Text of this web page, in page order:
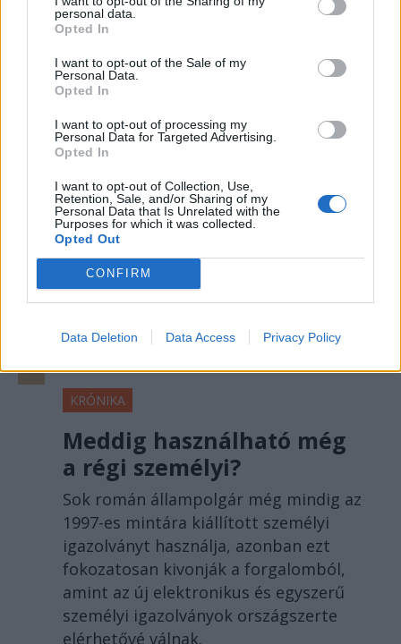
personal data.
Opted In
I want to opt-out of the Sale of my
Personal Data.
Opted In
I want to opt-out of processing my
Personal Data for Targeted Advertising.
Opted In
I want to opt-out of Collection, Use,
Retention, Sale, and/or Sharing of my
Personal Data that Is Unrelated with the
Purposes for which it was collected.
Opted Out
CONFIRM
Data Deletion Data Access Privacy Policy
További híreink: sziklát akart a
Dunába robbantani a hadsereg,
egyelőre sikertelenül, az illetékes
szerint pedig semmiféle korlátozás
nem lesz a lakossági
áramfogyasztásban.
KRÓNIKA
Meddig használható még
a régi személyi?
Sok román állampolgár még mindig az
1997-es mintára kiállított személyi
igazolványt használja, azonban ezt
fokozatosan kivonják a forgalomból,
amint az új elektronikus és egyszerű
személyi igazolványok országszerte
elérhetővé válnak.